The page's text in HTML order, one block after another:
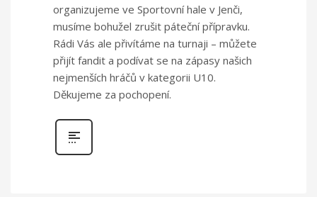
organizujeme ve Sportovní hale v Jenči,
musíme bohužel zrušit páteční přípravku.
Rádi Vás ale přivítáme na turnaji – můžete
přijít fandit a podívat se na zápasy našich
nejmenších hráčů v kategorii U10.
Děkujeme za pochopení.